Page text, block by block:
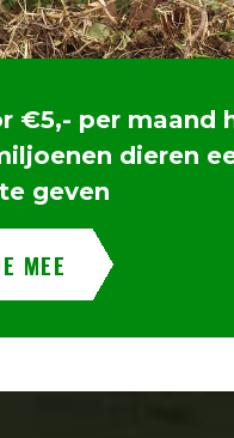
€5,- per maand
dieren
geven
MEE